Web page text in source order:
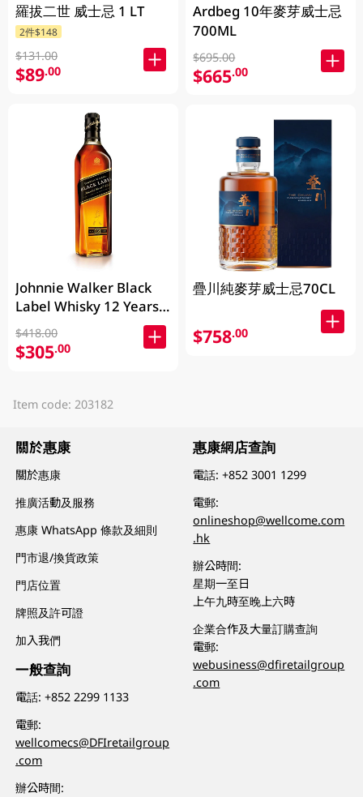
羅拔二世 威士忌 1 LT
2件$148
$131.00
$89.00
Johnnie Walker Black
Label Whisky 12 Years
700ML
$418.00
$305.00
Ardbeg 10年麥芽威士忌
700ML
$695.00
$665.00
疊川純麥芽威士忌70CL
$758.00
Item code: 203182
關於惠康
關於惠康
推廣活動及服務
惠康 WhatsApp 條款及細則
門市退/換貨政策
門店位置
牌照及許可證
加入我們
一般查詢
電話:+852 2299 1133
電郵:
wellcomecs@DFIretailgroup
.com
辦公時間:
惠康網店查詢
電話:+852 3001 1299
電郵:
onlineshop@wellcome.com
.hk
辦公時間:
星期一至日
上午九時至晚上六時
企業合作及大量訂購查詢
電郵:
webusiness@dfiretailgroup
.com